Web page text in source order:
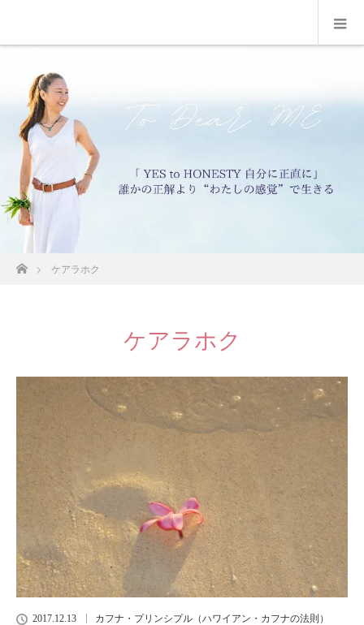
ホームケアラホク
ケアラホク
2017.12.13 カフナ・プリンシプル（ハワイアン・カフナの法則）